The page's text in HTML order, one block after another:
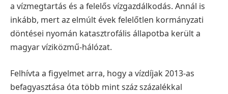
a vízmegtartás és a felelős vízgazdálkodás. Annál is
inkább, mert az elmúlt évek felelőtlen kormányzati
döntései nyomán katasztrofális állapotba került a
magyar víziközmű-hálózat.
Felhívta a figyelmet arra, hogy a vízdíjak 2013-as
befagyasztása óta több mint száz százalékkal